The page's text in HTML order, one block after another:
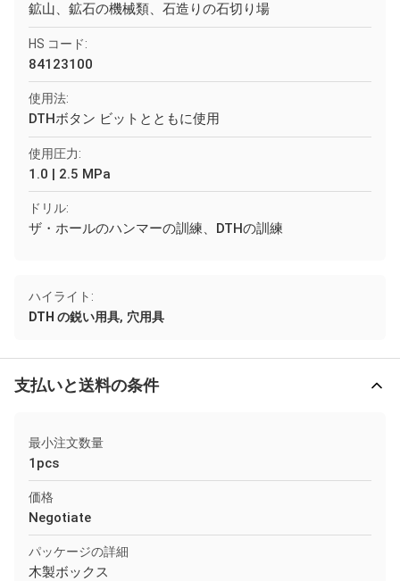
鉱山、鉱石の機械類、石造りの石切り場
HS コード:
84123100
使用法:
DTHボタン ビットとともに使用
使用圧力:
1.0 | 2.5 MPa
ドリル:
ザ・ホールのハンマーの訓練、DTHの訓練
ハイライト:
DTH の鋭い用具, 穴用具
支払いと送料の条件
最小注文数量
1pcs
価格
Negotiate
パッケージの詳細
木製ボックス